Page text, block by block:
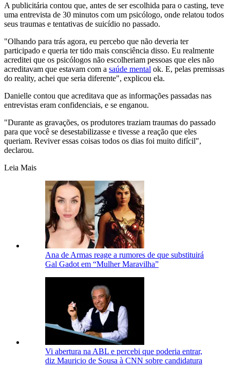
A publicitária contou que, antes de ser escolhida para o casting, teve
uma entrevista de 30 minutos com um psicólogo, onde relatou todos
seus traumas e tentativas de suicídio no passado.
"Olhando para trás agora, eu percebo que não deveria ter
participado e queria ter tido mais consciência disso. Eu realmente
acreditei que os psicólogos não escolheriam pessoas que eles não
acreditavam que estavam com a saúde mental ok. E, pelas premissas
do reality, achei que seria diferente", explicou ela.
Danielle contou que acreditava que as informações passadas nas
entrevistas eram confidenciais, e se enganou.
"Durante as gravações, os produtores traziam traumas do passado
para que você se desestabilizasse e tivesse a reação que eles
queriam. Reviver essas coisas todos os dias foi muito difícil",
declarou.
Leia Mais
Ana de Armas reage a rumores de que substituirá
Gal Gadot em “Mulher Maravilha”
Vi abertura na ABL e percebi que poderia entrar,
diz Mauricio de Sousa à CNN sobre candidatura